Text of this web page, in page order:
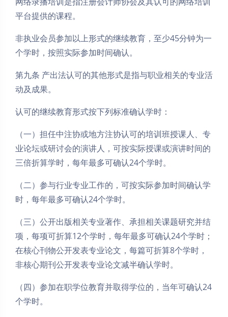
平台提供的课程。
非执业会员参加以上形式的继续教育，至少45分钟为一
个学时，按照实际参加时间确认。
第九条 产出法认可的其他形式是指与职业相关的专业活
动及成果。
认可的继续教育形式按下列标准确认学时：
（一）担任中注协或地方注协认可的培训班授课人、专
业论坛或研讨会的演讲人，可按实际授课或演讲时间的
三倍折算学时，每年最多可确认24个学时。
（二）参与行业专业工作的，可按实际参加时间确认学
时，每年最多可确认24个学时。
（三）公开出版相关专业著作、承担相关课题研究并结
项，每项可折算12个学时，每年最多可确认24个学时；
在核心刊物公开发表专业论文，每篇可折算8个学时，
非核心期刊公开发表专业论文减半确认学时。
（四）参加在职学位教育并取得学位的，当年可确认24
个学时。